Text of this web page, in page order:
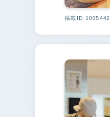
掲載ID 1005442